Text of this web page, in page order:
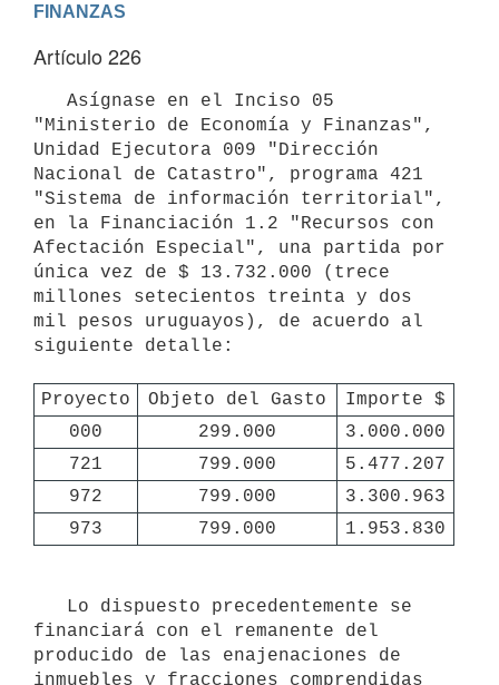
FINANZAS
Artículo 226
"Ministerio de Economía y Finanzas",
Unidad Ejecutora 009 "Dirección
Nacional de Catastro", programa 421
"Sistema de información territorial",
en la Financiación 1.2 "Recursos con
Afectación Especial", una partida por
única vez de $ 13.732.000 (trece
millones setecientos treinta y dos
mil pesos uruguayos), de acuerdo al
siguiente detalle:
Proyecto Objeto del Gasto
Importe $
000
299.000
3.000.000
721
799.000
5.477.207
972
799.000
3.300.963
973
799.000 1.953.830
financiará con el remanente del
producido de las enajenaciones de
inmuebles y fracciones comprendidas